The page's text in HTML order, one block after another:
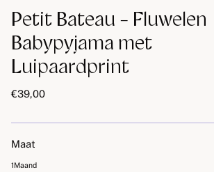
Petit Bateau - Fluwelen
Babypyjama met
Luipaardprint
€39,00
Maat
1Maand